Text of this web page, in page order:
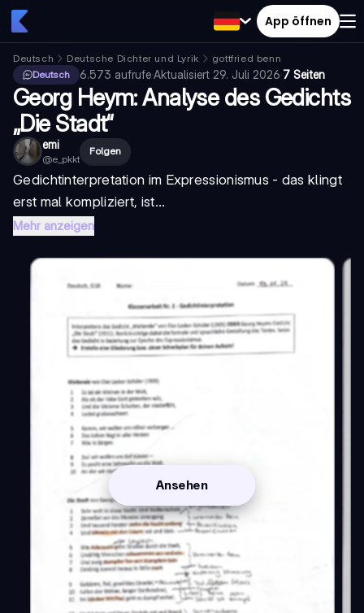
App öffnen
Deutsch Deutsche Dichter und Lyrik
gottfried benn
Deutsch
6.573 aufrufe·Aktualisiert 29. Juli 2026·7 Seiten
Georg Heym: Analyse des Gedichts
„Die Stadt“
emi
@e_pkkt
Folgen
Gedichtinterpretation im Expressionismus - das klingt
erst mal kompliziert, ist...
Mehr anzeigen
Ansehen